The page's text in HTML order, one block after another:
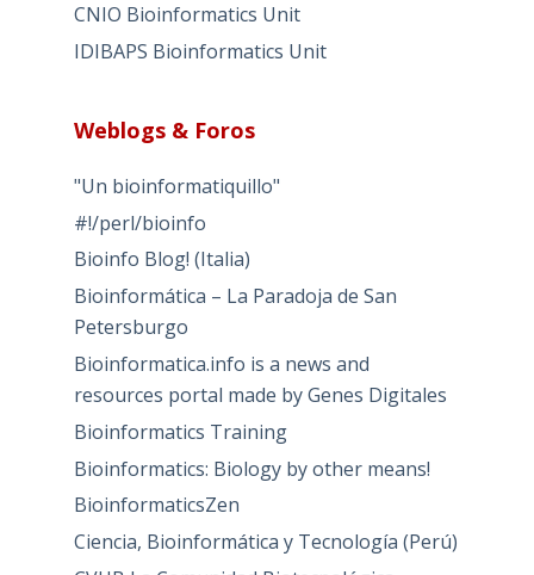
CNIO Bioinformatics Unit
IDIBAPS Bioinformatics Unit
Weblogs & Foros
"Un bioinformatiquillo"
#!/perl/bioinfo
Bioinfo Blog! (Italia)
Bioinformática – La Paradoja de San
Petersburgo
Bioinformatica.info is a news and
resources portal made by Genes Digitales
Bioinformatics Training
Bioinformatics: Biology by other means!
BioinformaticsZen
Ciencia, Bioinformática y Tecnología (Perú)